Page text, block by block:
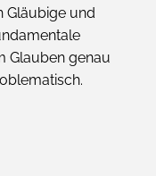
Gläubige und
Glauben genau